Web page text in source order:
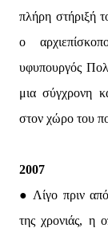
πλήρη στήριξή
ο
υφυπουργός
μια σύγχρονη
στον χώρο του
2007
● Λίγο πριν
της χρονιάς, η